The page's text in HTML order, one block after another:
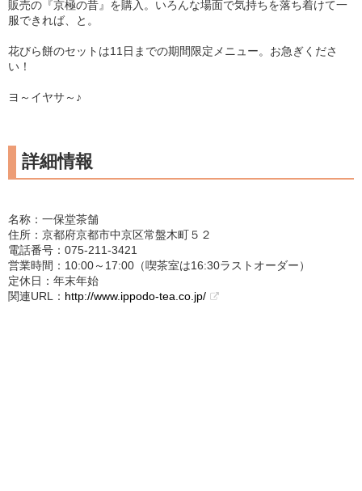
販売の『京極の昔』を購入。いろんな場面で気持ちを落ち着けて一
服できれば、と。
花びら餅のセットは11日までの期間限定メニュー。お急ぎくださ
い！
ヨ～イヤサ～♪
詳細情報
名称：一保堂茶舗
住所：京都府京都市中京区常盤木町５２
電話番号：075-211-3421
営業時間：10:00～17:00（喫茶室は16:30ラストオーダー）
定休日：年末年始
関連URL： http://www.ippodo-tea.co.jp/